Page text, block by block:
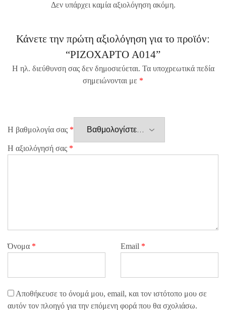
Δεν υπάρχει καμία αξιολόγηση ακόμη.
Κάνετε την πρώτη αξιολόγηση για το προϊόν:
“ΡΙΖΟΧΑΡΤΟ A014”
Η ηλ. διεύθυνση σας δεν δημοσιεύεται. Τα υποχρεωτικά πεδία
σημειώνονται με *
Η βαθμολογία σας *
Η αξιολόγησή σας *
Όνομα * Email *
Αποθήκευσε το όνομά μου, email, και τον ιστότοπο μου σε
αυτόν τον πλοηγό για την επόμενη φορά που θα σχολιάσω.